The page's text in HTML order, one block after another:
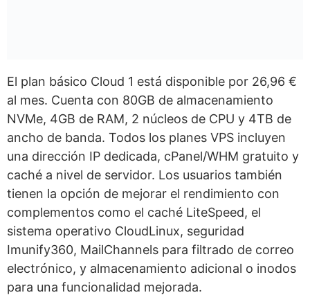
El plan básico Cloud 1 está disponible por 26,96 €
al mes. Cuenta con 80GB de almacenamiento
NVMe, 4GB de RAM, 2 núcleos de CPU y 4TB de
ancho de banda. Todos los planes VPS incluyen
una dirección IP dedicada, cPanel/WHM gratuito y
caché a nivel de servidor. Los usuarios también
tienen la opción de mejorar el rendimiento con
complementos como el caché LiteSpeed, el
sistema operativo CloudLinux, seguridad
Imunify360, MailChannels para filtrado de correo
electrónico, y almacenamiento adicional o inodos
para una funcionalidad mejorada.